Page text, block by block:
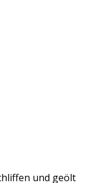
und geölt